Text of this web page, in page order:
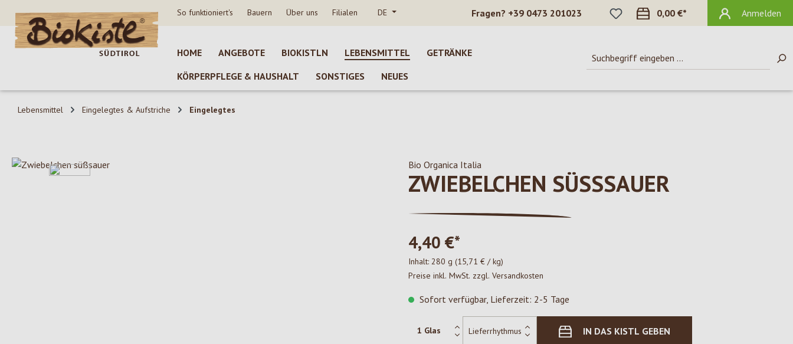
Hauptinhalt springen
Zur Suche springen
Zur Hauptnavigation springen So funktioniert's Bauern Über uns Filialen DE Fragen? +39 0473 201023
DU HAST 0 PRODUKTE AUF DEM
0,00 €* Anmelden
HOME ANGEBOTE BIOKISTLN LEBENSMITTEL
GETRÄNKE
KÖRPERPFLEGE & HAUSHALT
SONSTIGES NEUES
Lebensmittel Eingelegtes & Aufstriche Eingelegtes
Bildergalerie überspringen Bio Organica Italia
ZWIEBELCHEN SÜSSSAUER
4,40 €*
Inhalt: 280 g (15,71 € / kg)
Preise inkl. MwSt. zzgl. Versandkosten
Sofort verfügbar, Lieferzeit: 2-5 Tage
IN DAS KISTL GEBEN